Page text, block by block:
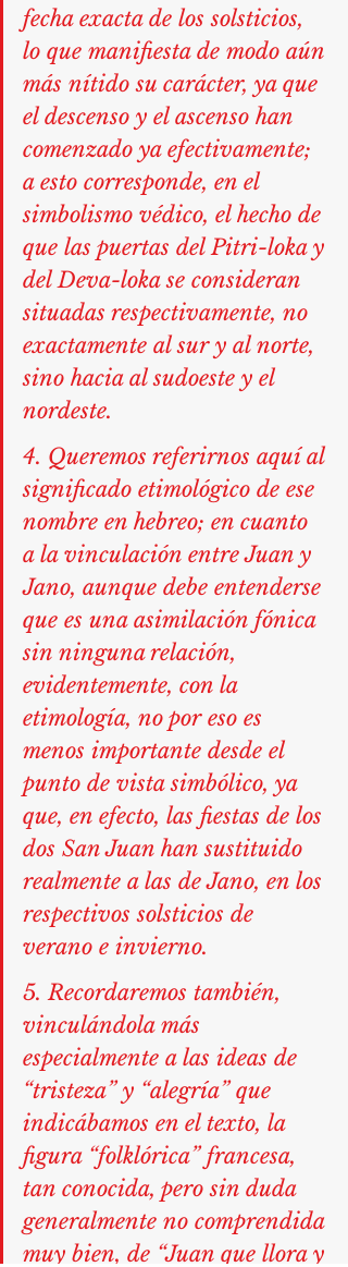
fecha exacta de los solsticios,
lo que manifiesta de modo aún
más nítido su carácter, ya que
el descenso y el ascenso han
comenzado ya efectivamente;
a esto corresponde, en el
simbolismo védico, el hecho de
que las puertas del Pitri-loka y
del Deva-loka se consideran
situadas respectivamente, no
exactamente al sur y al norte,
sino hacia al sudoeste y el
nordeste.
4. Queremos referirnos aquí al
significado etimológico de ese
nombre en hebreo; en cuanto
a la vinculación entre Juan y
Jano, aunque debe entenderse
que es una asimilación fónica
sin ninguna relación,
evidentemente, con la
etimología, no por eso es
menos importante desde el
punto de vista simbólico, ya
que, en efecto, las fiestas de los
dos San Juan han sustituido
realmente a las de Jano, en los
respectivos solsticios de
verano e invierno.
5. Recordaremos también,
vinculándola más
especialmente a las ideas de
“tristeza” y “alegría” que
indicábamos en el texto, la
figura “folklórica” francesa,
tan conocida, pero sin duda
generalmente no comprendida
muy bien, de “Juan que llora y